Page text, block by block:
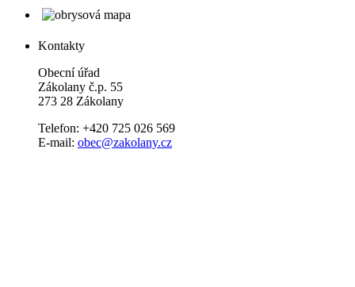
Kontakty
Obecní úřad
Zákolany č.p. 55
273 28 Zákolany
Telefon: +420 725 026 569
E-mail: obec@zakolany.cz